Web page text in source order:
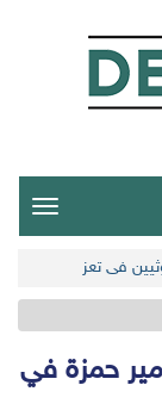
في تعز
حمزة في